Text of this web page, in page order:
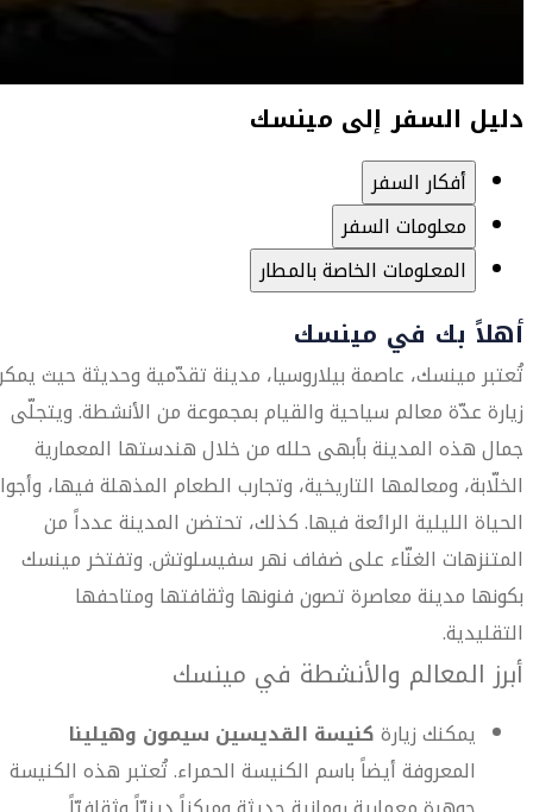
دليل السفر إلى مينسك
أفكار السفر
معلومات السفر
المعلومات الخاصة بالمطار
أهلاً بك في مينسك
تُعتبر مينسك، عاصمة بيلاروسيا، مدينة تقدّمية وحديثة حيث
زيارة عدّة معالم سياحية والقيام بمجموعة من الأنشطة. ويتجلّى
جمال هذه المدينة بأبهى حلله من خلال هندستها المعمارية
الخلّابة، ومعالمها التاريخية، وتجارب الطعام المذهلة فيها،
الحياة الليلية الرائعة فيها. كذلك، تحتضن المدينة عدداً من
المتنزهات الغنّاء على ضفاف نهر سفيسلوتش. وتفتخر مينسك
بكونها مدينة معاصرة تصون فنونها وثقافتها ومتاحفها
التقليدية.
أبرز المعالم والأنشطة في مينسك
يمكنك زيارةكنيسة القديسين سيمون وهيلينا
المعروفة أيضاً باسم الكنيسة الحمراء. تُعتبر هذه الكنيسة